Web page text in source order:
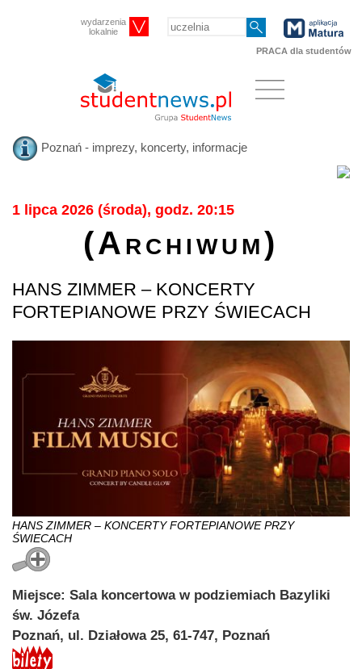
wydarzenia
lokalnie
PRACA dla studentów
Poznań - imprezy, koncerty, informacje
1 lipca 2026 (środa), godz. 20:15
(Archiwum)
HANS ZIMMER – KONCERTY
FORTEPIANOWE PRZY ŚWIECACH
HANS ZIMMER – KONCERTY FORTEPIANOWE PRZY
ŚWIECACH
Miejsce: Sala koncertowa w podziemiach Bazyliki
św. Józefa
Poznań, ul. Działowa 25, 61-747, Poznań